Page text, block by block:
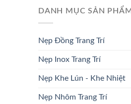
DANH MỤC SẢN
Nẹp Đồng Trang Trí
Nẹp Inox Trang Trí
Nẹp Khe Lún - Khe Nhiệt
Nẹp Nhôm Trang Trí